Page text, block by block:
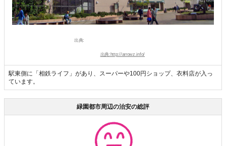
出典:
出典:http://arrowz.info/
駅東側に「相鉄ライフ」があり、スーパーや100円ショップ、衣料店が入っ
ています。
緑園都市周辺の治安の総評